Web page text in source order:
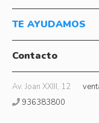
TE AYUDAMOS
Contacto
Av. Joan XXIII, 12
936383800